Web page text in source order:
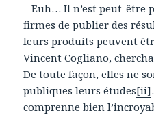
– Euh… Il n’est peut-être
firmes de publier des
leurs produits peuvent
Vincent Cogliano,
De toute façon, elles ne
publiques leurs études[ii]
comprenne bien